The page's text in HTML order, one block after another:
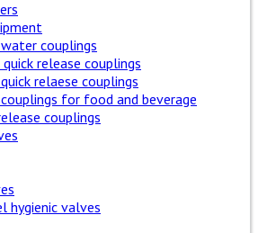
couplings
release couplings
relaese couplings
for food and beverage
couplings
hygienic valves